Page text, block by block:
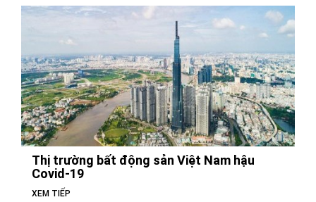
Thị trường bất động sản Việt Nam hậu
Covid-19
XEM TIẾP